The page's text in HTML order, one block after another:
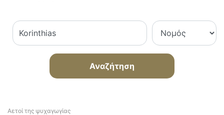
Αναζήτηση
Αετοί της ψυχαγωγίας